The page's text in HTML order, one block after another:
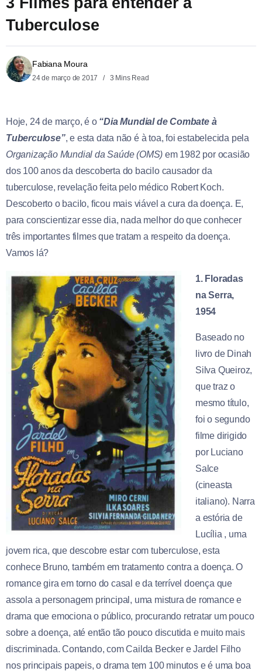
Tuberculose
Fabiana Moura
24 de março de 2017 3 Mins Read
Hoje, 24 de março, é o “Dia Mundial de Combate à
Tuberculose”, e esta data não é à toa, foi estabelecida pela
Organização Mundial da Saúde (OMS) em 1982 por ocasião
dos 100 anos da descoberta do bacilo causador da
tuberculose, revelação feita pelo médico Robert Koch.
Descoberto o bacilo, ficou mais viável a cura da doença. E,
para conscientizar esse dia, nada melhor do que conhecer
três importantes filmes que tratam a respeito da doença.
Vamos lá?
1. Floradas
na Serra,
1954
Baseado no
livro de Dinah
Silva Queiroz,
que traz o
mesmo título,
foi o segundo
filme dirigido
por Luciano
Salce
(cineasta
italiano). Narra
a estória de
Lucília , uma
jovem rica, que descobre estar com tuberculose, esta
conhece Bruno, também em tratamento contra a doença. O
romance gira em torno do casal e da terrível doença que
assola a personagem principal, uma mistura de romance e
drama que emociona o público, procurando retratar um pouco
sobre a doença, até então tão pouco discutida e muito mais
discriminada. Contando, com Cailda Becker e Jardel Filho
nos principais papeis, o drama tem 100 minutos e é uma boa